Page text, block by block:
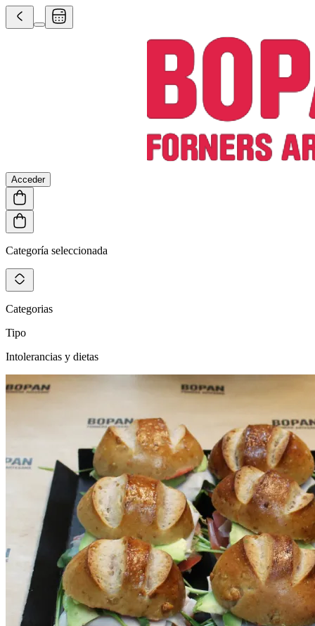
Acceder
Categoría seleccionada
Categorias
Tipo
Intolerancias y dietas